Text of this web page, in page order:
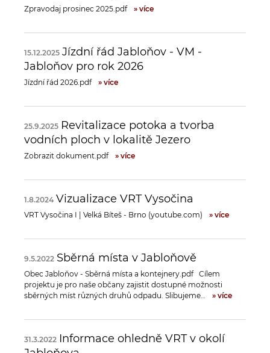
Zpravodaj prosinec 2025.pdf » více
15.12.2025 Jízdní řád Jabloňov - VM -
Jabloňov pro rok 2026
Jízdní řád 2026.pdf » více
25.9.2025 Revitalizace potoka a tvorba
vodních ploch v lokalitě Jezero
Zobrazit dokument.pdf » více
1.8.2024 Vizualizace VRT Vysočina
VRT Vysočina I | Velká Bíteš - Brno (youtube.com) » více
9.5.2022 Sběrná místa v Jabloňově
Obec Jabloňov - Sběrná místa a kontejnery.pdf Cílem
projektu je pro naše občany zajistit dostupné možnosti
sběrných míst různých druhů odpadu. Slibujeme…
» více
31.3.2022 Informace ohledně VRT v okolí